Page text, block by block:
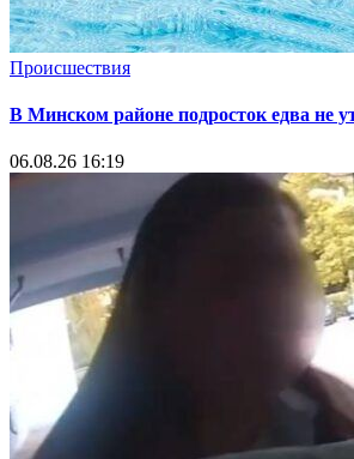
Происшествия
В Минском районе подросток едва не
06.08.26 16:19